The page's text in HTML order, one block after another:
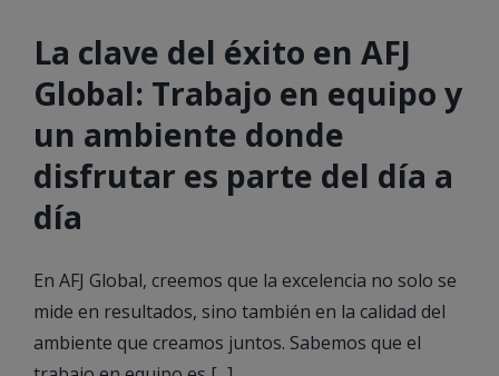
La clave del éxito en AFJ
Global: Trabajo en equipo y
un ambiente donde
disfrutar es parte del día a
día
En AFJ Global, creemos que la excelencia no solo se
mide en resultados, sino también en la calidad del
ambiente que creamos juntos. Sabemos que el